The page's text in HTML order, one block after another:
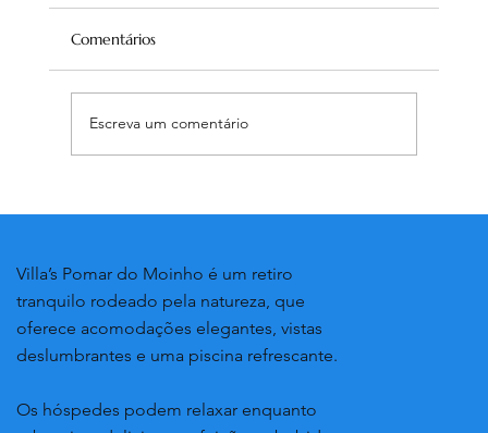
Comentários
Escreva um comentário
Villa’s Pomar do Moinho é um retiro
tranquilo rodeado pela natureza, que
oferece acomodações elegantes, vistas
deslumbrantes e uma piscina refrescante.
Os hóspedes podem relaxar enquanto